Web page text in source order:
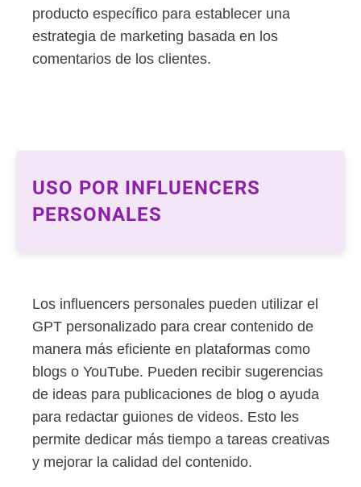
producto específico para establecer una
estrategia de marketing basada en los
comentarios de los clientes.
USO POR INFLUENCERS
PERSONALES
Los influencers personales pueden utilizar el
GPT personalizado para crear contenido de
manera más eficiente en plataformas como
blogs o YouTube. Pueden recibir sugerencias
de ideas para publicaciones de blog o ayuda
para redactar guiones de videos. Esto les
permite dedicar más tiempo a tareas creativas
y mejorar la calidad del contenido.